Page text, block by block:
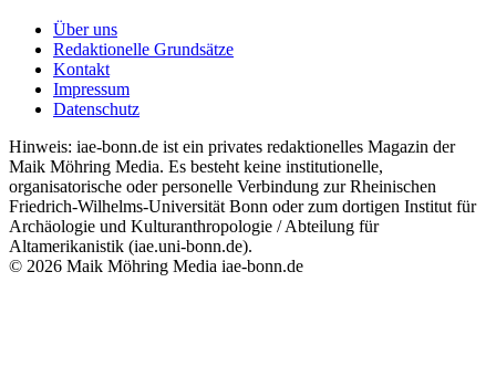
Über uns
Redaktionelle Grundsätze
Kontakt
Impressum
Datenschutz
Hinweis: iae-bonn.de ist ein privates redaktionelles Magazin der
Maik Möhring Media. Es besteht keine institutionelle,
organisatorische oder personelle Verbindung zur Rheinischen
Friedrich-Wilhelms-Universität Bonn oder zum dortigen Institut für
Archäologie und Kulturanthropologie / Abteilung für
Altamerikanistik (iae.uni-bonn.de).
© 2026 Maik Möhring Media iae-bonn.de